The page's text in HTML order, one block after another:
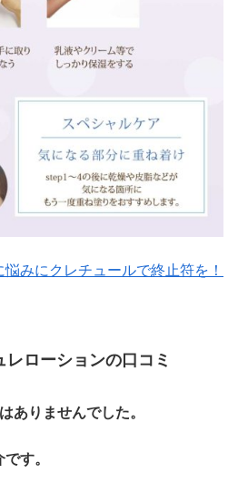
みにクレチュールで終止符を！
ローションの口コミ
ありませんでした。
す。